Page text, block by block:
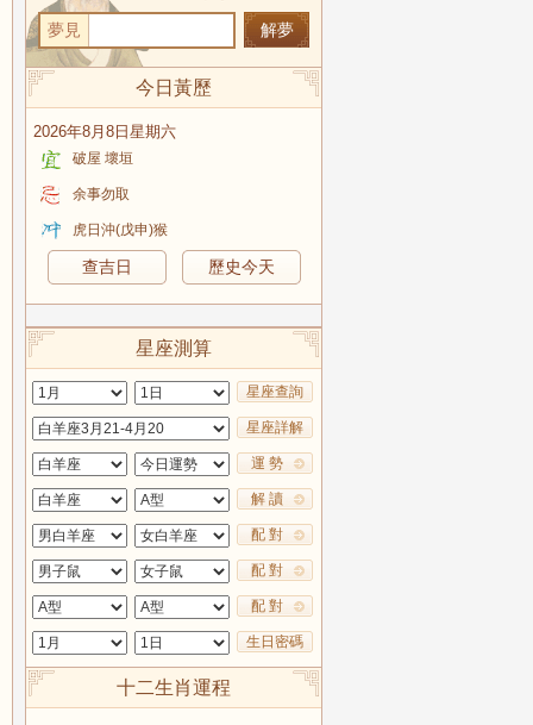
夢見
今日黃歷
2026年8月8日星期六
破屋 壞垣
余事勿取
虎日沖(戊申)猴
查吉日 歷史今天
星座測算
星座查詢
星座詳解
運 勢
解 讀
配 對
配 對
配 對
生日密碼
十二生肖運程